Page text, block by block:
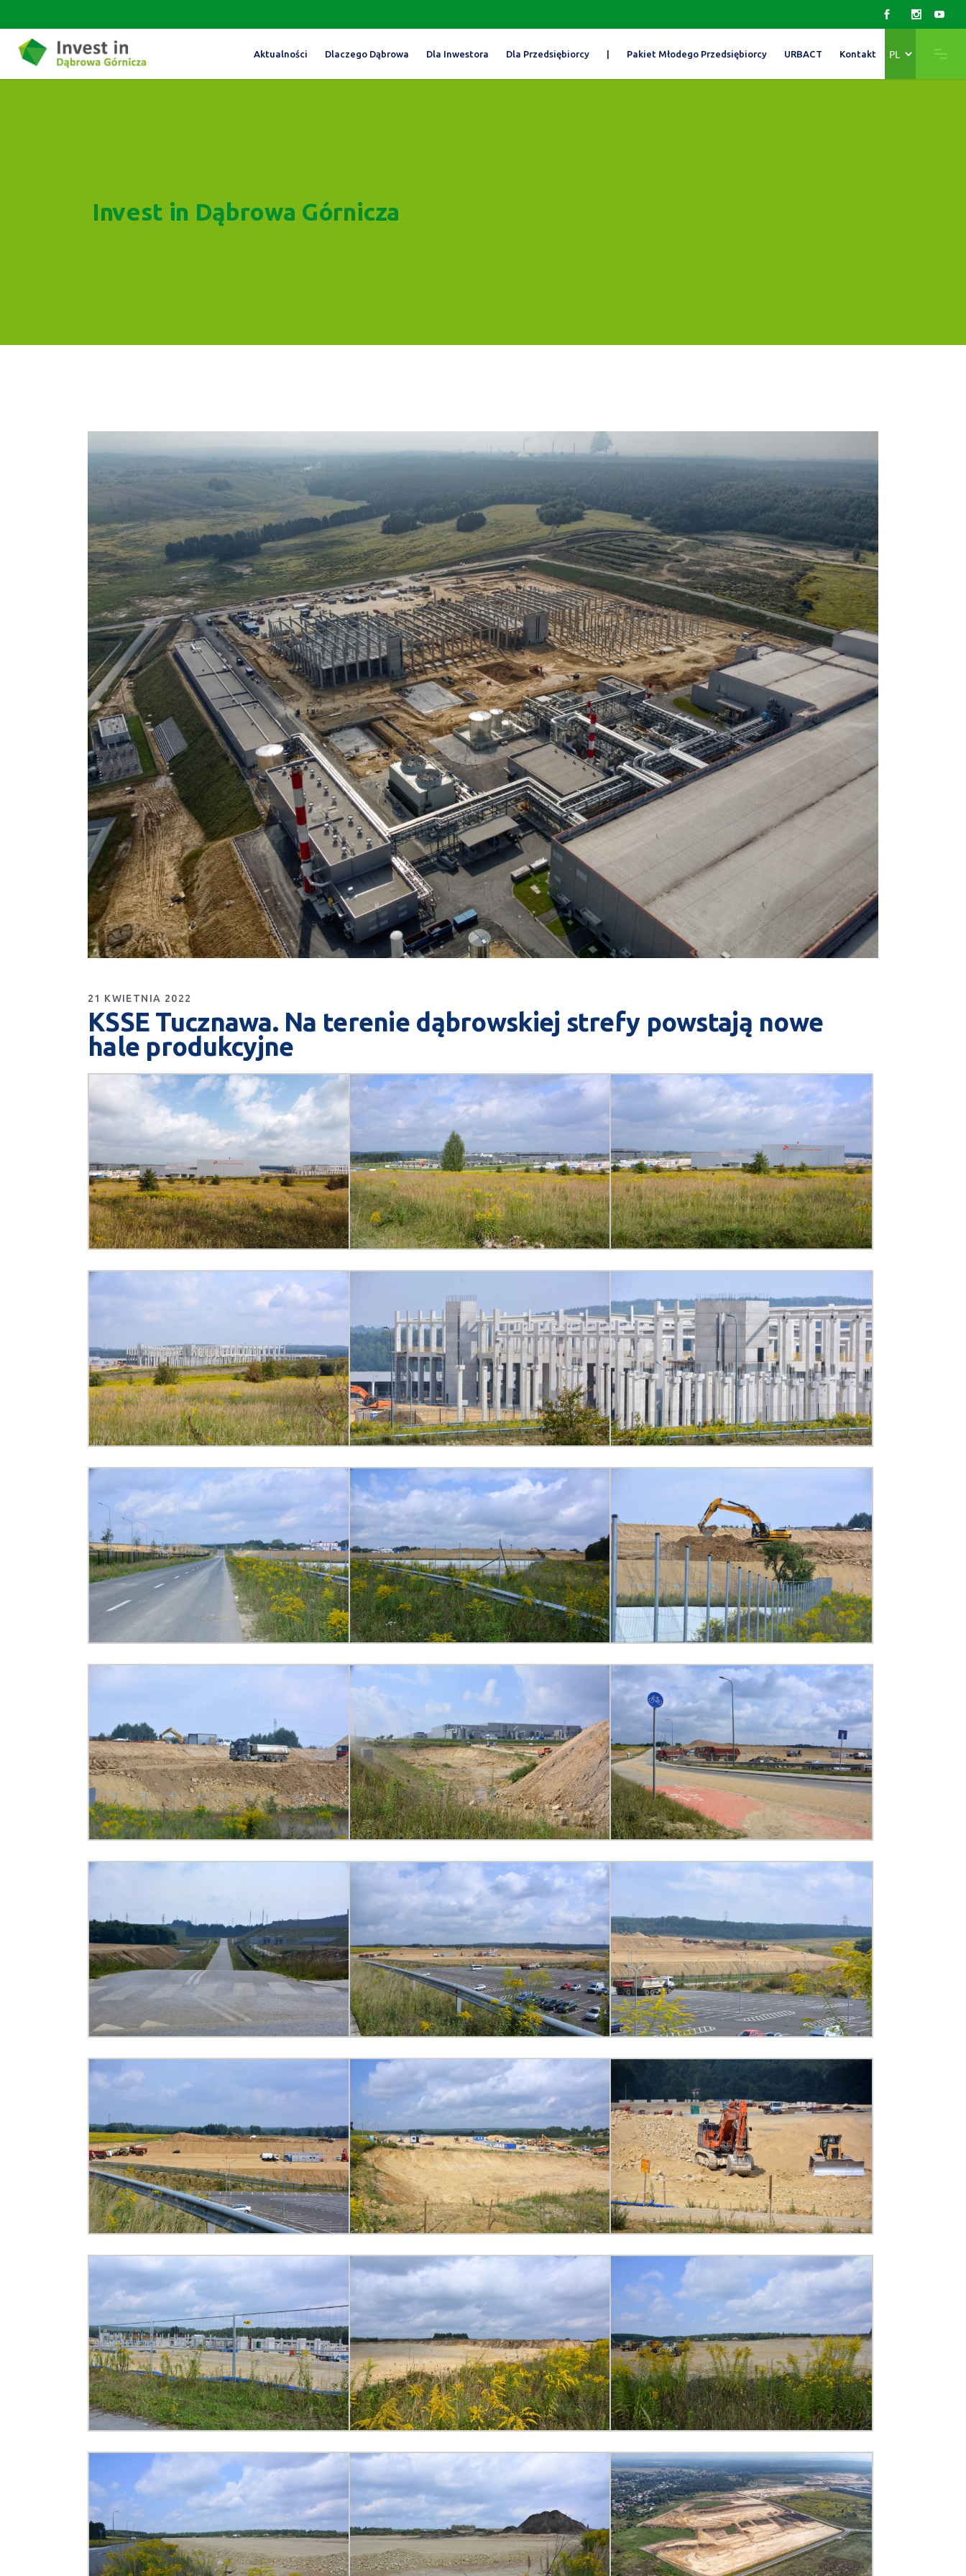
Aktualności Dlaczego Dąbrowa Dla Inwestora Dla Przedsiębiorcy | Pakiet Młodego Przedsiębiorcy URBACT Kontakt
język
Invest in Dąbrowa Górnicza
21 KWIETNIA 2022
KSSE Tucznawa. Na terenie dąbrowskiej strefy powstają nowe
hale produkcyjne